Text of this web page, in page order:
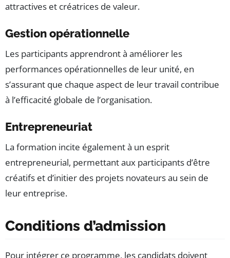
attractives et créatrices de valeur.
Gestion opérationnelle
Les participants apprendront à améliorer les
performances opérationnelles de leur unité, en
s’assurant que chaque aspect de leur travail contribue
à l’efficacité globale de l’organisation.
Entrepreneuriat
La formation incite également à un esprit
entrepreneurial, permettant aux participants d’être
créatifs et d’initier des projets novateurs au sein de
leur entreprise.
Conditions d’admission
Pour intégrer ce programme, les candidats doivent